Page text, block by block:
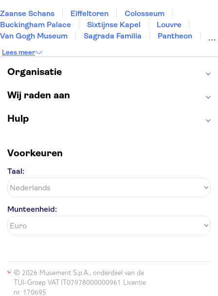
Zaanse Schans Eiffeltoren
Colosseum
Buckingham Palace
Sixtijnse Kapel
Louvre
Van Gogh Museum
Sagrada Familia
Pantheon
Keukenhof
ARTIS
Edinburgh Castle
Alcatraz
Park Güell
Lees meer
Organisatie
Wij raden aan
Hulp
Voorkeuren
Taal:
Munteenheid:
© 2026 Musement S.p.A., onderdeel van de
TUI-Groep VAT IT07978000000961 Licentie
nr. 170695